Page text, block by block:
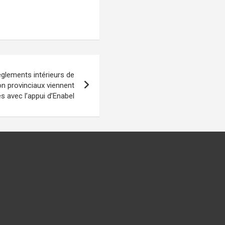
intérieurs de
provinciaux viennent
avec l’appui d’Enabel